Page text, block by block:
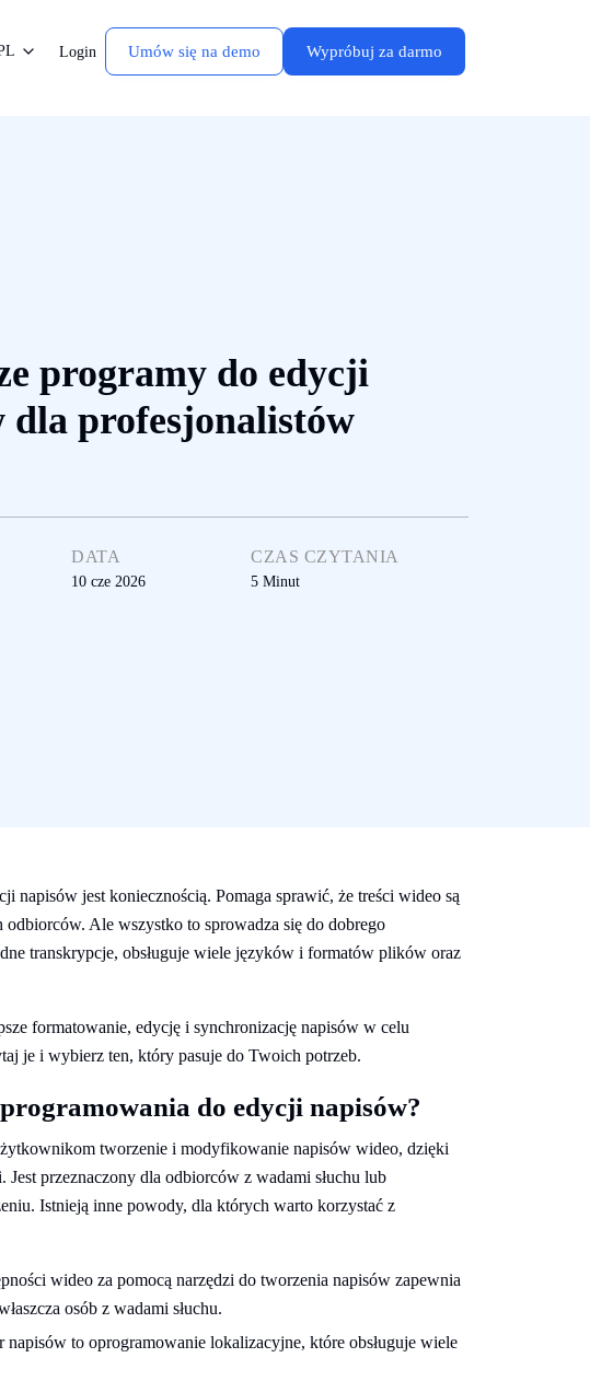
Login Umów się na demo Wypróbuj za darmo
programy do edycji
dla profesjonalistów
DATA
10 cze 2026
CZAS CZYTANIA
5 Minut
napisów jest koniecznością. Pomaga sprawić, że treści wideo są
Ale wszystko to sprowadza się do dobrego
transkrypcje, obsługuje wiele języków i formatów plików oraz
formatowanie, edycję i synchronizację napisów w celu
je i wybierz ten, który pasuje do Twoich potrzeb.
do edycji napisów?
tworzenie i modyfikowanie napisów wideo, dzięki
Jest przeznaczony dla odbiorców z wadami słuchu lub
Istnieją inne powody, dla których warto korzystać z
wideo za pomocą narzędzi do tworzenia napisów zapewnia
osób z wadami słuchu.
napisów to oprogramowanie lokalizacyjne, które obsługuje wiele